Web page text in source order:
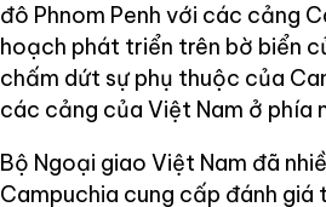
đô Phnom Penh với các cảng
hoạch phát triển trên bờ biển
chấm dứt sự phụ thuộc của
các cảng của Việt Nam ở phía
Bộ Ngoại giao Việt Nam đã
Campuchia cung cấp đánh giá